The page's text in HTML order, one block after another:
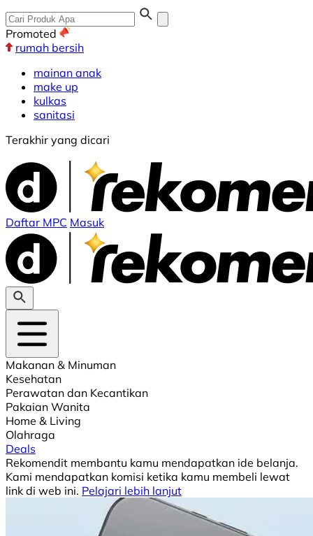
Promoted
rumah bersih
mainan anak
make up
kulkas
sanitasi
Terakhir yang dicari
Daftar MPC Masuk
Makanan & Minuman
Kesehatan
Perawatan dan Kecantikan
Pakaian Wanita
Home & Living
Olahraga
Deals
Rekomendit membantu kamu mendapatkan ide belanja.
Kami mendapatkan komisi ketika kamu membeli lewat
link di web ini. Pelajari lebih lanjut